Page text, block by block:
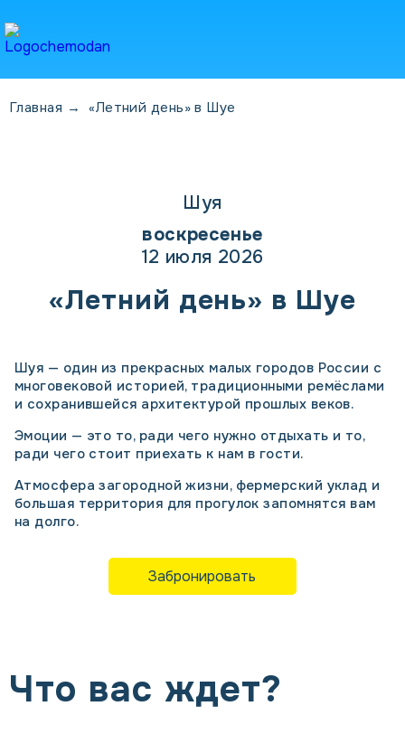
Главная → «Летний день» в Шуе
Шуя
воскресенье
12 июля 2026
«Летний день» в Шуе
Шуя — один из прекрасных малых городов России с
многовековой историей, традиционными ремёслами
и сохранившейся архитектурой прошлых веков.
Эмоции — это то, ради чего нужно отдыхать и то,
ради чего стоит приехать к нам в гости.
Атмосфера загородной жизни, фермерский уклад и
большая территория для прогулок запомнятся вам
на долго.
Забронировать
Что вас ждет?